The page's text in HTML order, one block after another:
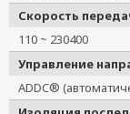
Скорость
110 ~ 230400
Управление
ADDC®